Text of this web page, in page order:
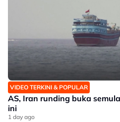
VIDEO TERKINI & POPULAR
AS, Iran runding buka
ini
1 day ago